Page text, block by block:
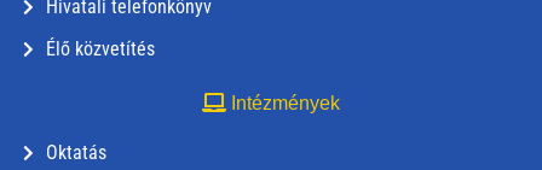
Hivatali telefonkönyv
Élő közvetítés
Intézmények
Oktatás